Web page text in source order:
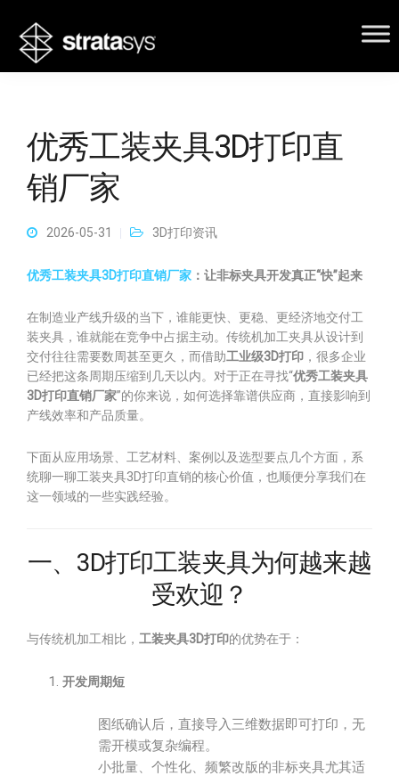
优秀工装夹具3D打印直
销厂家
2026-05-31 3D打印资讯
优秀工装夹具3D打印直销厂家 ：让非标夹具开发真正“快”起来
在制造业产线升级的当下，谁能更快、更稳、更经济地交付工
装夹具，谁就能在竞争中占据主动。传统机加工夹具从设计到
交付往往需要数周甚至更久，而借助工业级3D打印 ，很多企业
已经把这条周期压缩到几天以内。对于正在寻找“优秀工装夹具
3D打印直销厂家”的你来说，如何选择靠谱供应商，直接影响到
产线效率和产品质量。
下面从应用场景、工艺材料、案例以及选型要点几个方面，系
统聊一聊工装夹具3D打印直销的核心价值，也顺便分享我们在
这一领域的一些实践经验。
一、3D打印工装夹具为何越来越
受欢迎？
与传统机加工相比， 工装夹具3D打印的优势在于：
开发周期短
图纸确认后，直接导入三维数据即可打印，无
需开模或复杂编程。
小批量、个性化、频繁改版的非标夹具尤其适